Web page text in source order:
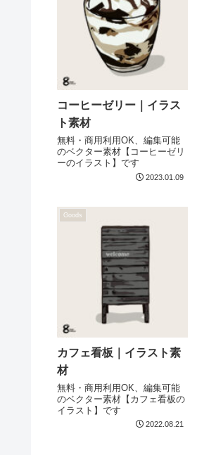
コーヒーゼリー｜イラス
ト素材
無料・商用利用OK、編集可能
のベクター素材【コーヒーゼリ
ーのイラスト】です
2023.01.09
Goods
カフェ看板｜イラスト素
材
無料・商用利用OK、編集可能
のベクター素材【カフェ看板の
イラスト】です
2022.08.21